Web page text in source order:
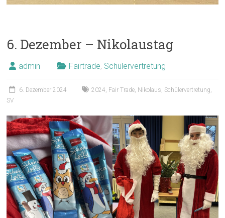
6. Dezember – Nikolaustag
admin Fairtrade, Schülervertretung
6. Dezember 2024 2024, Fair Trade, Nikolaus, Schülervertretung,
SV